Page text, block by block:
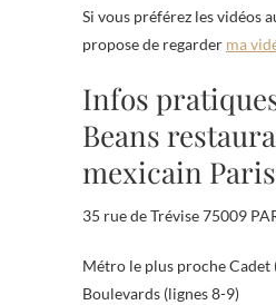
Si vous préférez les vidéos
propose de regarder ma
Infos
Beans
mexicain Paris
35 rue de Trévise 75009
Métro le plus proche Cadet
Boulevards (lignes 8-9)